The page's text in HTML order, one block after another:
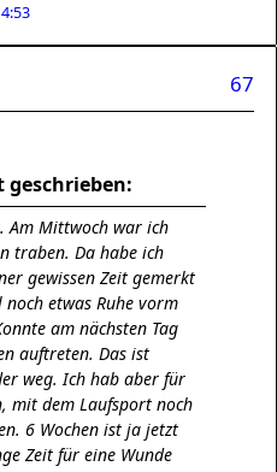
67
geschrieben:
Am Mittwoch war ich
traben. Da habe ich
gewissen Zeit gemerkt
etwas Ruhe vorm
am nächsten Tag
auftreten. Das ist
weg. Ich hab aber für
mit dem Laufsport noch
6 Wochen ist ja jetzt
Zeit für eine Wunde